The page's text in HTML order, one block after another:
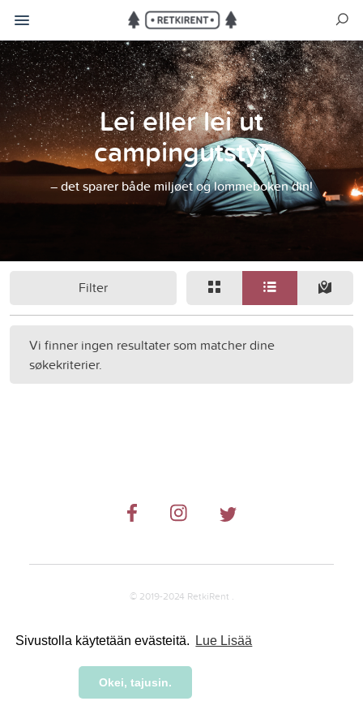
Sivustolla käytetään evästeitä. Lue Lisää
Okei, tajusin.
Lei eller lei ut
campingutstyr
– det sparer både miljøet og lommeboken din!
Filter
Vi finner ingen resultater som matcher dine
søkekriterier.
© 2019-2024 RetkiRent .